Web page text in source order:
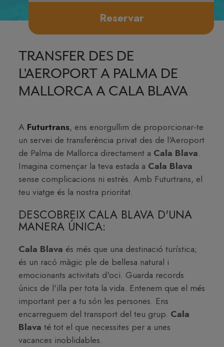
Reservar
TRANSFER DES DE
L'AEROPORT A PALMA DE
MALLORCA A CALA BLAVA
A Futurtrans, ens enorgullim de proporcionar-te
un servei de transferència privat des de l'Aeroport
de Palma de Mallorca directament a Cala Blava.
Imagina començar la teva estada a Cala Blava
sense complicacions ni estrès. Amb Futurtrans, el
teu viatge és la nostra prioritat.
DESCOBREIX CALA BLAVA D'UNA
MANERA ÚNICA:
Cala Blava és més que una destinació turística;
és un racó màgic ple de bellesa natural i
emocionants activitats d'oci. Guarda records
únics de l'illa per tota la vida. Entenem que el més
important per a tu són les persones. Ens
encarreguem del transport del teu grup. Cala
Blava té tot el que necessites per a unes
vacances inoblidables.